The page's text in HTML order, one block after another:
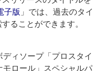
子版 」では、過去のタイ
ることができます。
ディソープ「プロスタイ
ロール」スペシャルパ